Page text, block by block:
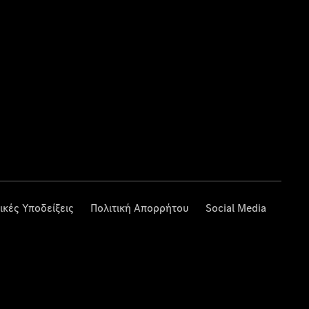
Υποδείξεις Πολιτική Απορρήτου Social Media